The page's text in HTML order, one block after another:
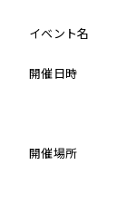
イベント名
開催日時
開催場所